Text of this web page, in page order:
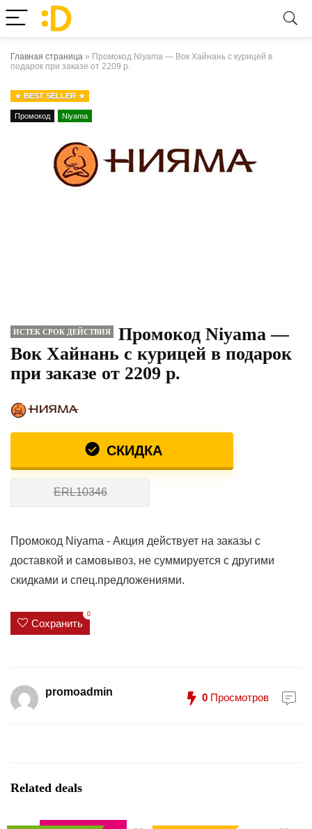
Главная страница » Промокод Niyama — Вок Хайнань с курицей в
подарок при заказе от 2209 р.
BEST SELLER
Промокод Niyama
ИСТЕК СРОК ДЕЙСТВИЯ
Промокод Niyama —
Вок Хайнань с курицей в подарок
при заказе от 2209 р.
СКИДКА
ERL10346
Промокод Niyama - Акция действует на заказы с
доставкой и самовывоз, не суммируется с другими
скидками и спец.предложениями.
Сохранить
0
promoadmin 0 Просмотров
Related deals